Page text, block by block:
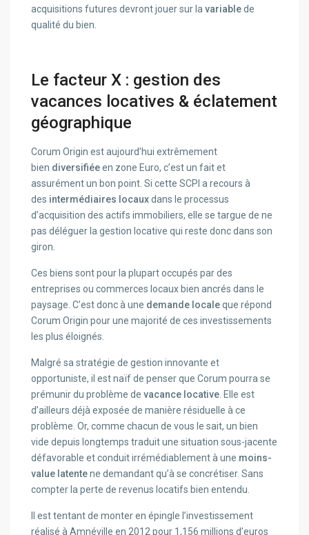
acquisitions futures devront jouer sur lavariablede
qualité du bien.
Le facteur X : gestion des
vacances locatives & éclatement
géographique
Corum Origin est aujourd’hui extrêmement
bien diversifiéeen zone Euro, c’est un fait et
assurément un bon point. Si cette SCPI a recours à
des intermédiaires locauxdans le processus
d’acquisition des actifs immobiliers, elle se targue de ne
pas déléguer la gestion locative qui reste donc dans son
giron.
Ces biens sont pour la plupart occupés par des
entreprises ou commerces locaux bien ancrés dans le
paysage. C’est donc à une demande localeque répond
Corum Origin pour une majorité de ces investissements
les plus éloignés.
Malgré sa stratégie de gestion innovante et
opportuniste, il est naïf de penser que Corum pourra se
prémunir du problème devacance locative . Elle est
d’ailleurs déjà exposée de manière résiduelle à ce
problème. Or, comme chacun de vous le sait, un bien
vide depuis longtemps traduit une situation sous-jacente
défavorable et conduit irrémédiablement à une moins-
value latentene demandant qu’à se concrétiser. Sans
compter la perte de revenus locatifs bien entendu.
Il est tentant de monter en épingle l’investissement
réalisé à Amnéville en 2012 pour 1,156 millions d’euros